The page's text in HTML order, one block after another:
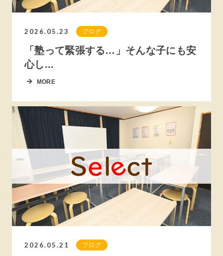
2026.05.23 ブログ
「塾って緊張する…」そんな子にも安
心し...
MORE
2026.05.21 ブログ